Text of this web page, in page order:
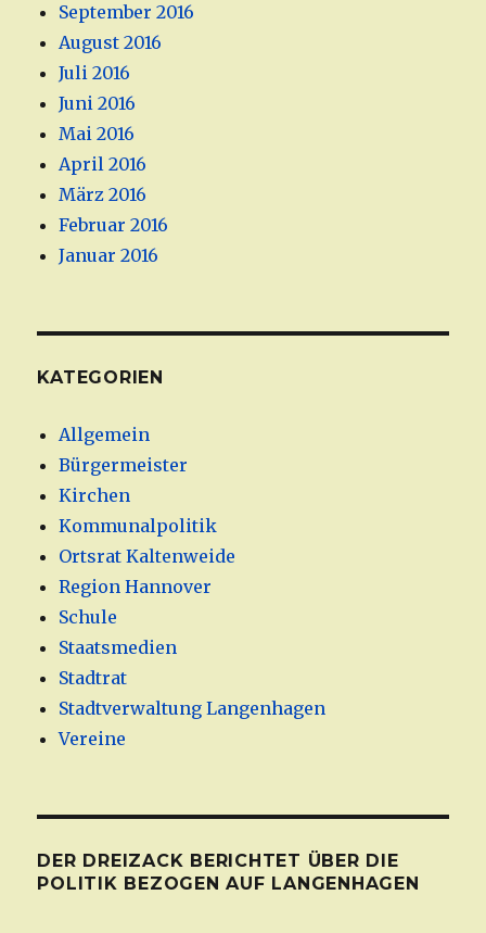
September 2016
August 2016
Juli 2016
Juni 2016
Mai 2016
April 2016
März 2016
Februar 2016
Januar 2016
KATEGORIEN
Allgemein
Bürgermeister
Kirchen
Kommunalpolitik
Ortsrat Kaltenweide
Region Hannover
Schule
Staatsmedien
Stadtrat
Stadtverwaltung Langenhagen
Vereine
DER DREIZACK BERICHTET ÜBER DIE
POLITIK BEZOGEN AUF LANGENHAGEN